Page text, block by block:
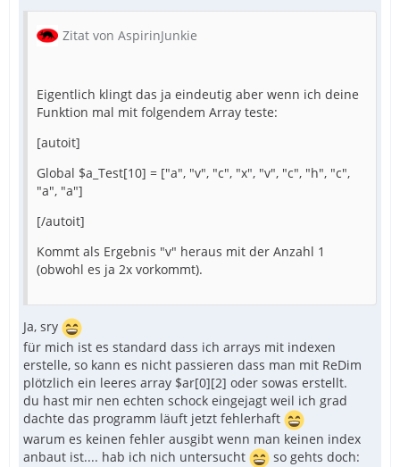
Zitat von AspirinJunkie
Eigentlich klingt das ja eindeutig aber wenn ich deine
Funktion mal mit folgendem Array teste:
[autoit]
Global $a_Test[10] = ["a", "v", "c", "x", "v", "c", "h", "c",
"a", "a"]
[/autoit]
Kommt als Ergebnis "v" heraus mit der Anzahl 1
(obwohl es ja 2x vorkommt).
Ja, sry
für mich ist es standard dass ich arrays mit indexen
erstelle, so kann es nicht passieren dass man mit ReDim
plötzlich ein leeres array $ar[0][2] oder sowas erstellt.
du hast mir nen echten schock eingejagt weil ich grad
dachte das programm läuft jetzt fehlerhaft
warum es keinen fehler ausgibt wenn man keinen index
anbaut ist.... hab ich nich untersucht
so gehts doch: